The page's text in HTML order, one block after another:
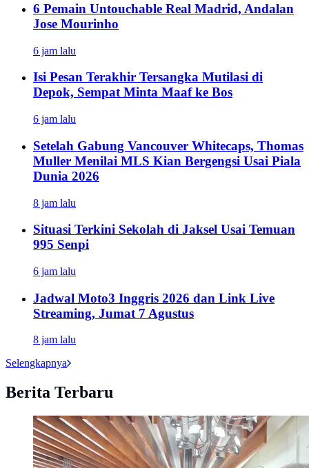
6 Pemain Untouchable Real Madrid, Andalan
Jose Mourinho
6 jam lalu
Isi Pesan Terakhir Tersangka Mutilasi di
Depok, Sempat Minta Maaf ke Bos
6 jam lalu
Setelah Gabung Vancouver Whitecaps, Thomas
Muller Menilai MLS Kian Bergengsi Usai Piala
Dunia 2026
8 jam lalu
Situasi Terkini Sekolah di Jaksel Usai Temuan
995 Senpi
6 jam lalu
Jadwal Moto3 Inggris 2026 dan Link Live
Streaming, Jumat 7 Agustus
8 jam lalu
Selengkapnya
Berita Terbaru